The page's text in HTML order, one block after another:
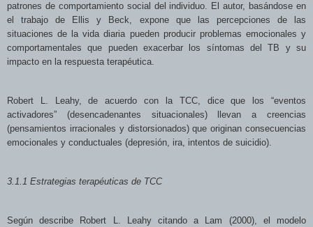
patrones de comportamiento social del individuo. El autor, basándose en
el trabajo de Ellis y Beck, expone que las percepciones de las
situaciones de la vida diaria pueden producir problemas emocionales y
comportamentales que pueden exacerbar los síntomas del TB y su
impacto en la respuesta terapéutica.
Robert L. Leahy, de acuerdo con la TCC, dice que los “eventos
activadores” (desencadenantes situacionales) llevan a creencias
(pensamientos irracionales y distorsionados) que originan consecuencias
emocionales y conductuales (depresión, ira, intentos de suicidio).
3.1.1 Estrategias terapéuticas de TCC
Según describe Robert L. Leahy citando a Lam (2000), el modelo